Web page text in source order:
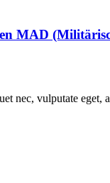
MAD
nec, vulputate eget,